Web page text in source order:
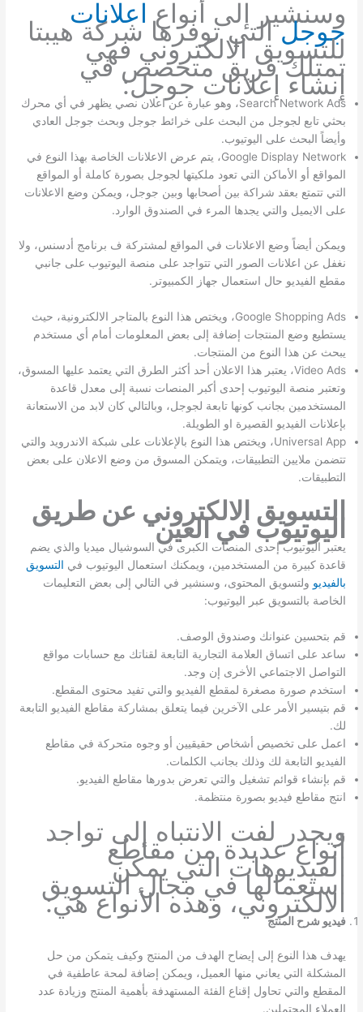
وسنشير إلى أنواع اعلانات
جوجلالتي توفرها شركة هيبتا
للتسويق الالكتروني فهي
تمتلك فريق متخصص في
إنشاء إعلانات جوجل:
Search Network Ads، وهو عبارة عن اعلان نصي يظهر في أي محرك
بحثي تابع لجوجل من البحث على خرائط جوجل وبحث جوجل العادي
وأيضاً البحث على اليوتيوب.
Google Display Network، يتم عرض الاعلانات الخاصة بهذا النوع في
المواقع أو الأماكن التي تعود ملكيتها لجوجل بصورة كاملة أو المواقع
التي تتمتع بعقد شراكة بين أصحابها وبين جوجل، ويمكن وضع الاعلانات
على الايميل والتي يجدها المرء في الصندوق الوارد.
ويمكن أيضاً وضع الاعلانات في المواقع لمشتركة ف برنامج أدسنس، ولا
نغفل عن اعلانات الصور التي تتواجد على منصة اليوتيوب على جانبي
مقطع الفيديو حال استعمال جهاز الكمبيوتر.
Google Shopping Ads، ويختص هذا النوع بالمتاجر الالكترونية، حيث
يستطيع وضع المنتجات إضافة إلى بعض المعلومات أمام أي مستخدم
يبحث عن هذا النوع من المنتجات.
Video Ads، يعتبر هذا الاعلان أحد أكثر الطرق التي يعتمد عليها المسوق،
وتعتبر منصة اليوتيوب إحدى أكبر المنصات نسبة إلى معدل قاعدة
المستخدمين بجانب كونها تابعة لجوجل، وبالتالي كان لابد من الاستعانة
بإعلانات الفيديو القصيرة او الطويلة.
Universal App، ويختص هذا النوع بالإعلانات على شبكة الاندرويد والتي
تتضمن ملايين التطبيقات، ويتمكن المسوق من وضع الاعلان على بعض
التطبيقات.
التسويق الالكتروني عن طريق
اليوتيوب في العين
يعتبر اليوتيوب إحدى المنصات الكبرى في السوشيال ميديا والذي يضم
قاعدة كبيرة من المستخدمين، ويمكنك استعمال اليوتيوب في التسويق
بالفيديو ولتسويق المحتوى، وسنشير في التالي إلى بعض التعليمات
الخاصة بالتسويق عبر اليوتيوب:
قم بتحسين عنوانك وصندوق الوصف.
ساعد على اتساق العلامة التجارية التابعة لقناتك مع حسابات مواقع
التواصل الاجتماعي الأخرى إن وجد.
استخدم صورة مصغرة لمقطع الفيديو والتي تفيد محتوى المقطع.
قم بتيسير الأمر على الآخرين فيما يتعلق بمشاركة مقاطع الفيديو التابعة
لك.
اعمل على تخصيص أشخاص حقيقيين أو وجوه متحركة في مقاطع
الفيديو التابعة لك وذلك بجانب الكلمات.
قم بإنشاء قوائم تشغيل والتي تعرض بدورها مقاطع الفيديو.
انتج مقاطع فيديو بصورة منتظمة.
ويجدر لفت الانتباه إلى تواجد
أنواع عديدة من مقاطع
الفيديوهات التي يمكن
استعمالها في مجال التسويق
الالكتروني، وهذه الأنواع هي:
فيديو شرح المنتج
يهدف هذا النوع إلى إيضاح الهدف من المنتج وكيف يتمكن من حل
المشكلة التي يعاني منها العميل، ويمكن إضافة لمحة عاطفية في
المقطع والتي تحاول إقناع الفئة المستهدفة بأهمية المنتج وزيادة عدد
العملاء المحتملين.